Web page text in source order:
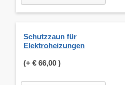
Schutzzaun für
Elektroheizungen
(+ € 66,00 )